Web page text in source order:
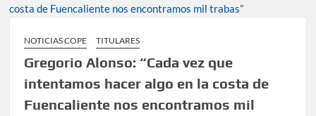
NOTICIAS COPE TITULARES
Gregorio Alonso: “Cada vez que
intentamos hacer algo en la costa de
Fuencaliente nos encontramos mil